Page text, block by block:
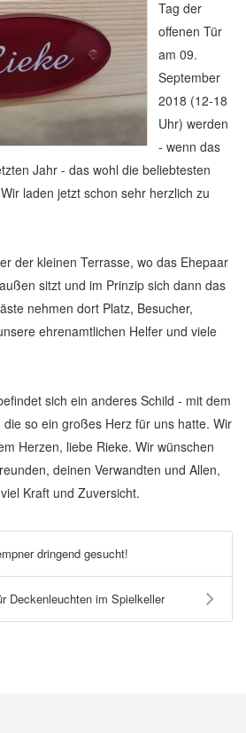
Tag der
offenen Tür
am 09.
September
2018 (12-18
Uhr) werden
- wenn das
Jahr - das wohl die beliebtesten
laden jetzt schon sehr herzlich zu
der kleinen Terrasse, wo das Ehepaar
sitzt und im Prinzip sich dann das
nehmen dort Platz, Besucher,
ehrenamtlichen Helfer und viele
sich ein anderes Schild - mit dem
so ein großes Herz für uns hatte. Wir
Herzen, liebe Rieke. Wir wünschen
deinen Verwandten und Allen,
Kraft und Zuversicht.
dringend gesucht!
Deckenleuchten im Spielkeller